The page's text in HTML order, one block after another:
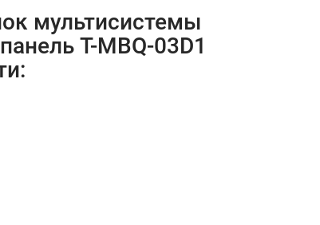
мультисистемы
T-MBQ-03D1